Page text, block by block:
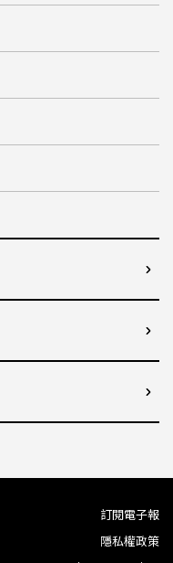
訂閱電子報
隱私權政策